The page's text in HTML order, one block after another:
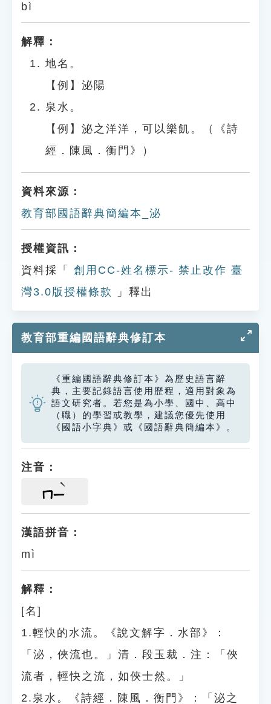
bì
解釋：
地名。
【例】泌陽
泉水。
【例】泌之洋洋，可以樂飢。（《詩
經．陳風．衡門》）
資料來源：
教育部國語辭典簡編本_泌
授權資訊：
資料採「
創用CC-姓名標示- 禁止改作 臺
灣3.0版授權條款
」釋出
教育部重編國語辭典修訂本
《重編國語辭典修訂本》為歷史語言辭
典，主要記錄語言使用歷程，適用對象為
語文研究者。若您是為小學、國中、高中
（職）的學習或教學，建議您優先使用
《國語小字典》或《國語辭典簡編本》。
注音：
ㄇㄧ
漢語拼音：
mì
解釋：
[名]
1.輕快的水流。《說文解字．水部》：
「泌，俠流也。」清．段玉裁．注：「俠
流者，輕快之流，如俠士然。」
2.泉水。《詩經．陳風．衡門》：「泌之